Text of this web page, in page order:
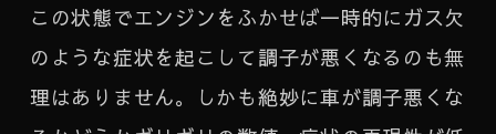
この状態でエンジンをふかせば一時的にガス欠
のような症状を起こして調子が悪くなるのも無
理はありません。しかも絶妙に車が調子悪くな